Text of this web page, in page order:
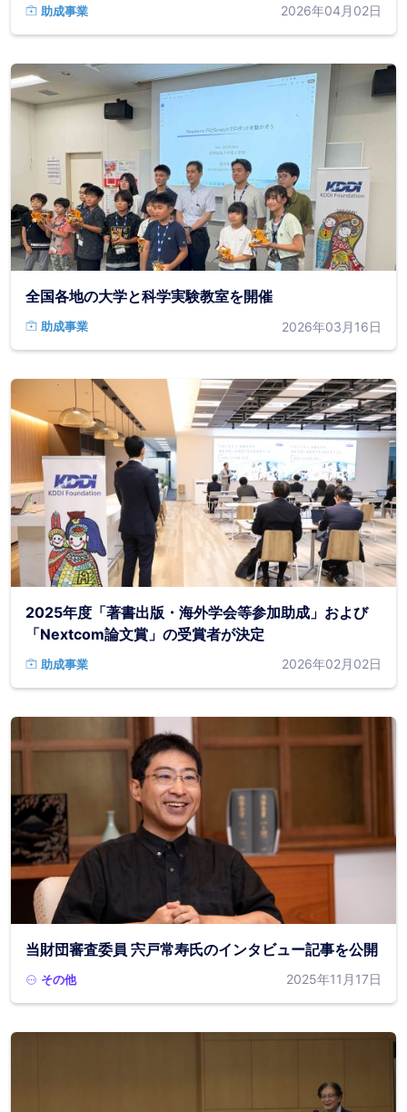
助成事業 2026年04月02日
全国各地の大学と科学実験教室を開催
助成事業 2026年03月16日
2025年度「著書出版・海外学会等参加助成」および
「Nextcom論文賞」の受賞者が決定
助成事業 2026年02月02日
当財団審査委員 宍戸常寿氏のインタビュー記事を公開
その他 2025年11月17日